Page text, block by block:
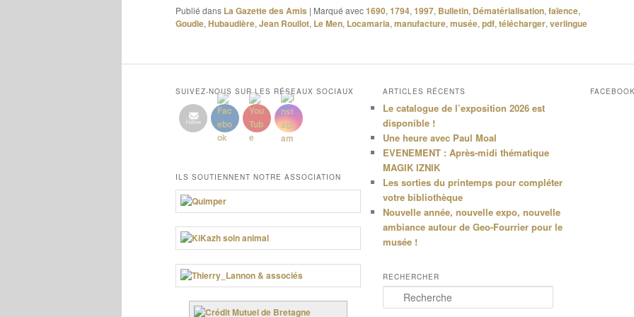
Publié dans La Gazette des Amis | Marqué avec1690, 1794, 1997, Bulletin, Dématérialisation, faïence,
Goudie, Hubaudière, Jean Roullot, Le Men, Locamaria, manufacture, musée, pdf, télécharger, verlingue
SUIVEZ-NOUS SUR LES RÉSEAUX SOCIAUX
ILS SOUTIENNENT NOTRE ASSOCIATION
ARTICLES RÉCENTS
Le catalogue de l’exposition 2026 est
disponible !
Une heure avec Paul Moal
EVENEMENT : Après-midi thématique
MAGIK IZNIK
Les sorties du printemps pour compléter
votre bibliothèque
Nouvelle année, nouvelle expo, nouvelle
ambiance autour de Geo-Fourrier pour le
musée !
RECHERCHER
e